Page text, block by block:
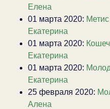
Елена
01 марта 2020:
Екатерина
01 марта 2020:
Екатерина
01 марта 2020:
Екатерина
25 февраля 2020:
Алена